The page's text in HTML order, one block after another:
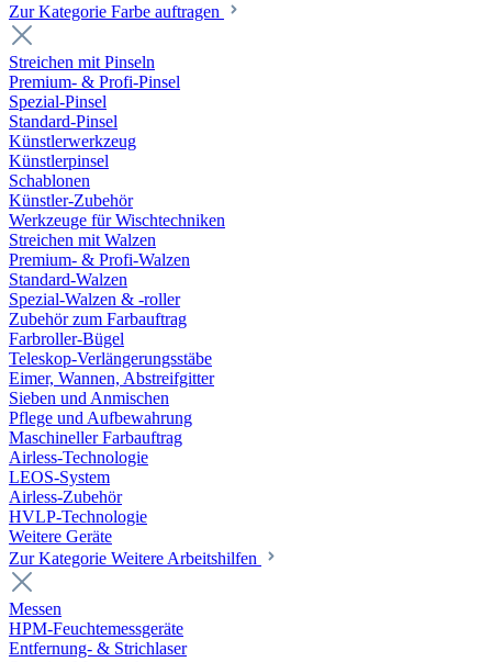
Zur Kategorie Farbe auftragen
Streichen mit Pinseln
Premium- & Profi-Pinsel
Spezial-Pinsel
Standard-Pinsel
Künstlerwerkzeug
Künstlerpinsel
Schablonen
Künstler-Zubehör
Werkzeuge für Wischtechniken
Streichen mit Walzen
Premium- & Profi-Walzen
Standard-Walzen
Spezial-Walzen & -roller
Zubehör zum Farbauftrag
Farbroller-Bügel
Teleskop-Verlängerungsstäbe
Eimer, Wannen, Abstreifgitter
Sieben und Anmischen
Pflege und Aufbewahrung
Maschineller Farbauftrag
Airless-Technologie
LEOS-System
Airless-Zubehör
HVLP-Technologie
Weitere Geräte
Zur Kategorie Weitere Arbeitshilfen
Messen
HPM-Feuchtemessgeräte
Entfernung- & Strichlaser